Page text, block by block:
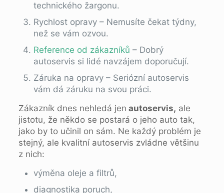
technického žargonu.
Rychlost opravy – Nemusíte čekat týdny,
než se vám ozvou.
Reference od zákazníků – Dobrý
autoservis si lidé navzájem doporučují.
Záruka na opravy – Seriózní autoservis
vám dá záruku na svou práci.
Zákazník dnes nehledá jen autoservis, ale
jistotu, že někdo se postará o jeho auto tak,
jako by to učinil on sám. Ne každý problém je
stejný, ale kvalitní autoservis zvládne většinu
z nich:
výměna oleje a filtrů,
diagnostika poruch,